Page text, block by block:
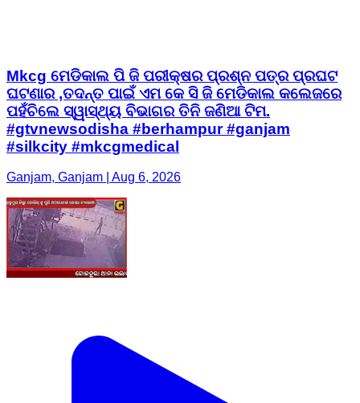
Mkcg ମେଡିକାଲ ପି ଜି ପରୀକ୍ଷର ପ୍ରଶ୍ନ ପତ୍ର ପ୍ରଘଟ
ଘଟଣାର ,ତଦନ୍ତ ପାଇଁ ଏମ କେ ସି ଜି ମେଡିକାଲ କଲେଜରେ
ପହଁଚିଲେ ସ୍ୱାସ୍ଥ୍ୟ ବିଭାଗର ତିନି ଜଣିଆ ଟିମ.
#gtvnewsodisha #berhampur #ganjam
#silkcity #mkcgmedical
Ganjam, Ganjam | Aug 6, 2026